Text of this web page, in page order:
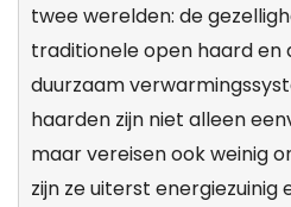
twee werelden: de
traditionele open haard en
duurzaam
haarden zijn niet alleen
maar vereisen ook weinig
zijn ze uiterst energiezuinig